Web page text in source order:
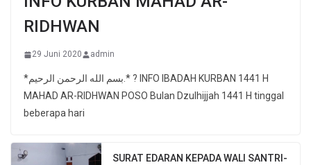
RIDHWAN
29 Juni 2020 admin
*بسم الله الرحمن الرحيم.* ? INFO IBADAH KURBAN 1441 H
MAHAD AR-RIDHWAN POSO Bulan Dzulhijjah 1441 H tinggal
beberapa hari
SURAT EDARAN KEPADA WALI SANTRI-